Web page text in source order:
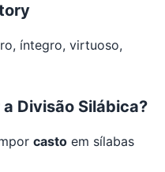
íntegro, virtuoso,
Divisão Silábica?
casto em sílabas